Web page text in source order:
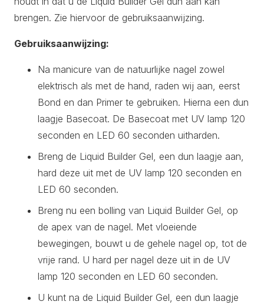
brengen. Zie hiervoor de gebruiksaanwijzing.
Gebruiksaanwijzing:
Na manicure van de natuurlijke nagel zowel
elektrisch als met de hand, raden wij aan, eerst
Bond en dan Primer te gebruiken. Hierna een dun
laagje Basecoat. De Basecoat met UV lamp 120
seconden en LED 60 seconden uitharden.
Breng de Liquid Builder Gel, een dun laagje aan,
hard deze uit met de UV lamp 120 seconden en
LED 60 seconden.
Breng nu een bolling van Liquid Builder Gel, op
de apex van de nagel. Met vloeiende
bewegingen, bouwt u de gehele nagel op, tot de
vrije rand. U hard per nagel deze uit in de UV
lamp 120 seconden en LED 60 seconden.
U kunt na de Liquid Builder Gel, een dun laagje